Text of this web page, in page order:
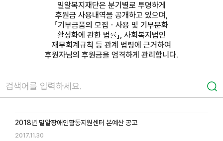
밀알복지재단은 분기별로 투명하게
후원금 사용내역을 공개하고 있으며,
「기부금품의 모집ㆍ사용 및 기부문화
활성화에 관한 법률」, 사회복지법인
재무회계규칙 등 관계 법령에 근거하여
후원자님의 후원금을 엄격하게 관리합니다.
2018년 밀알장애인활동지원센터 본예산 공고
2017.11.30